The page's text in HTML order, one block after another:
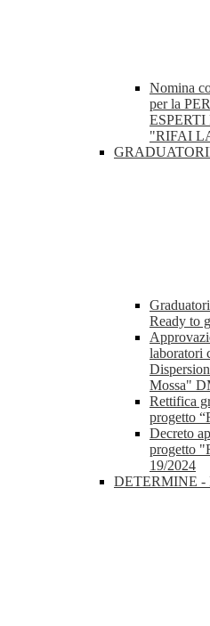
Nomina
per la
"RIFAI
Ready to
laboratori
Mossa"
Rettifica
progetto
Decreto
progetto
19/2024
DETERMINE